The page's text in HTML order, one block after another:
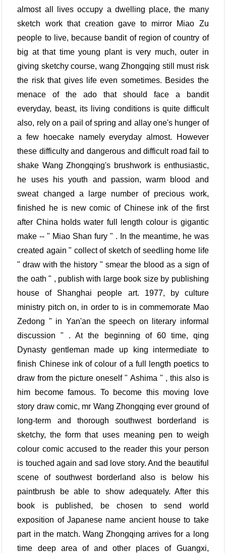
almost all lives occupy a dwelling place, the many
sketch work that creation gave to mirror Miao Zu
people to live, because bandit of region of country of
big at that time young plant is very much, outer in
giving sketchy course, wang Zhongqing still must risk
the risk that gives life even sometimes. Besides the
menace of the ado that should face a bandit
everyday, beast, its living conditions is quite difficult
also, rely on a pail of spring and allay one's hunger of
a few hoecake namely everyday almost. However
these difficulty and dangerous and difficult road fail to
shake Wang Zhongqing's brushwork is enthusiastic,
he uses his youth and passion, warm blood and
sweat changed a large number of precious work,
finished he is new comic of Chinese ink of the first
after China holds water full length colour is gigantic
make -- " Miao Shan fury " . In the meantime, he was
created again " collect of sketch of seedling home life
" draw with the history " smear the blood as a sign of
the oath " , publish with large book size by publishing
house of Shanghai people art. 1977, by culture
ministry pitch on, in order to is in commemorate Mao
Zedong " in Yan'an the speech on literary informal
discussion " . At the beginning of 60 time, qing
Dynasty gentleman made up king intermediate to
finish Chinese ink of colour of a full length poetics to
draw from the picture oneself " Ashima " , this also is
him become famous. To become this moving love
story draw comic, mr Wang Zhongqing ever ground of
long-term and thorough southwest borderland is
sketchy, the form that uses meaning pen to weigh
colour comic accused to the reader this your person
is touched again and sad love story. And the beautiful
scene of southwest borderland also is below his
paintbrush be able to show adequately. After this
book is published, be chosen to send world
exposition of Japanese name ancient house to take
part in the match. Wang Zhongqing arrives for a long
time deep area of and other places of Guangxi,